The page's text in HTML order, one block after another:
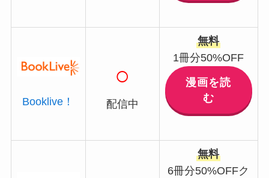
Booklive！
○
配信中
無料
1冊分50%OFF
漫画を読
む
無料
6冊分50%OFFク